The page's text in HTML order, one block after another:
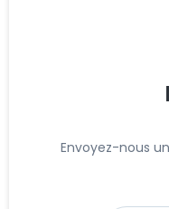
Envoyez-nous